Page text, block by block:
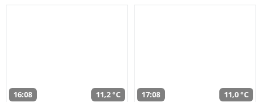
16:08 11,2 °C 17:08 11,0 °C